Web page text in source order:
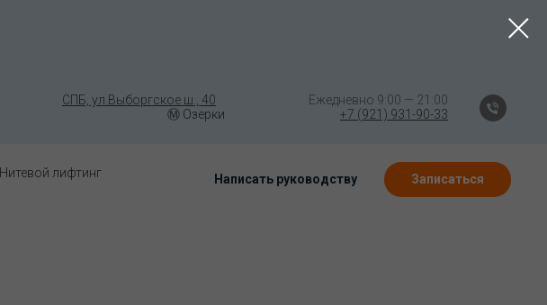
СПБ, ул.Выборгское ш., 40
Ежедневно 9:00 — 21:00
Ⓜ️ Озерки
+7 (921) 931-90-33
Нитевой лифтинг
Написать руководству Записаться